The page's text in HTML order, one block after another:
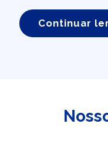
Continuar